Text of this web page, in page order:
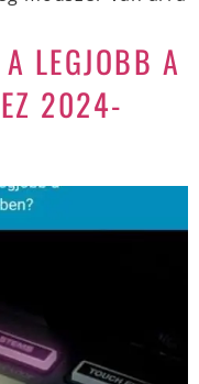
LEGJOBB A
2024-